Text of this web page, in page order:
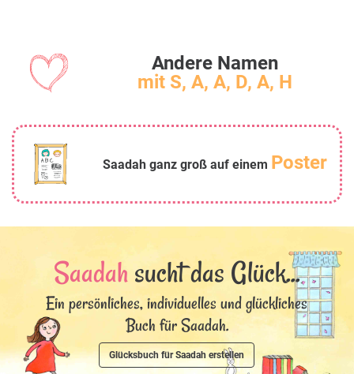
Andere Namen
mit S, A, A, D, A, H
Saadah ganz groß auf einem Poster
Saadahsucht das Glück...
Ein persönliches, individuelles und glückliches
Buch für Saadah.
Glücksbuch für Saadah erstellen